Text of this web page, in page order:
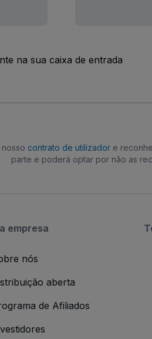
na sua caixa de entrada
contrato de utilizador e
parte e poderá optar por não as
empresa
nós
aberta
de Afiliados